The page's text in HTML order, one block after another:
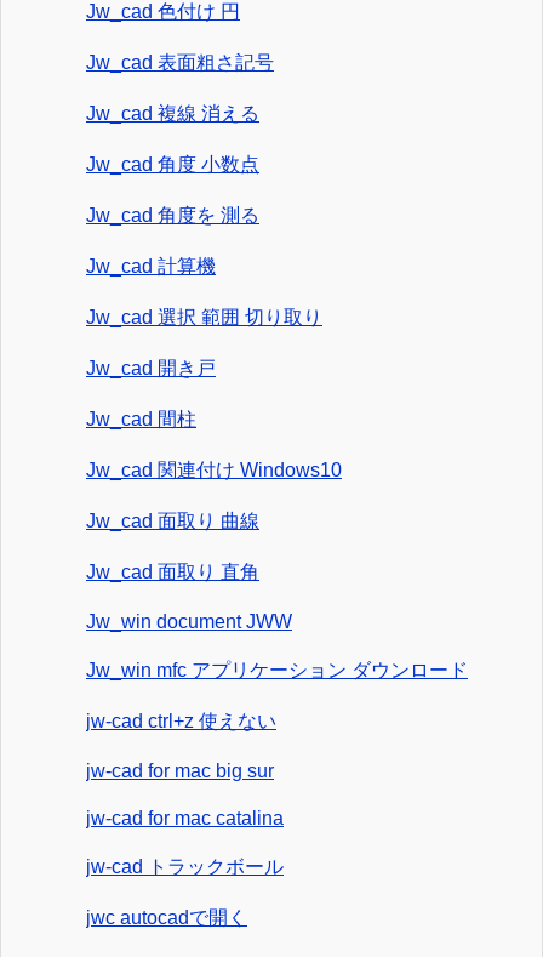
Jw_cad 色付け 円
Jw_cad 表面粗さ記号
Jw_cad 複線 消える
Jw_cad 角度 小数点
Jw_cad 角度を 測る
Jw_cad 計算機
Jw_cad 選択 範囲 切り取り
Jw_cad 開き戸
Jw_cad 間柱
Jw_cad 関連付け Windows10
Jw_cad 面取り 曲線
Jw_cad 面取り 直角
Jw_win document JWW
Jw_win mfc アプリケーション ダウンロード
jw-cad ctrl+z 使えない
jw-cad for mac big sur
jw-cad for mac catalina
jw-cad トラックボール
jwc autocadで開く